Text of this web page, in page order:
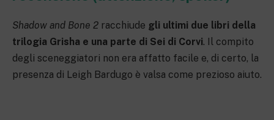
Shadow and Bone 2 racchiude gli ultimi due libri della
trilogia Grisha e una parte di Sei di Corvi. Il compito
degli sceneggiatori non era affatto facile e, di certo, la
presenza di Leigh Bardugo è valsa come prezioso aiuto.